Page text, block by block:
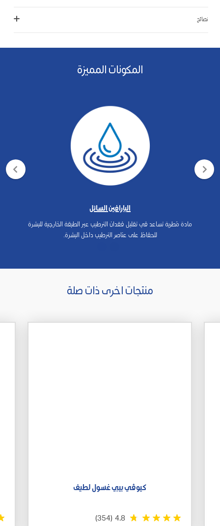
نصائح
المكونات المميزة
البارافين السائل
مادة مُطرية تساعد في تقليل فقدان الترطيب عبر الطبقة الخارجية للبشرة
للحفاظ على عناصر الترطيب داخل البشرة.
منتجات اخرى ذات صلة
كيوڤي بيبي غسول لطيف
4.8
(354)